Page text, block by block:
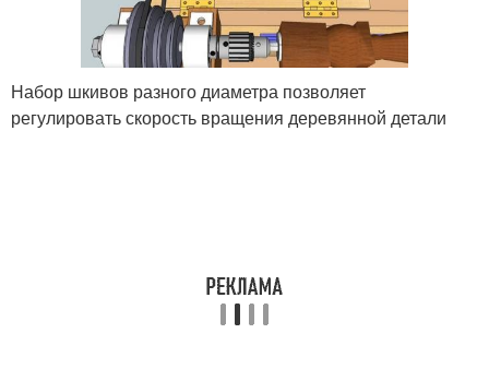
Набор шкивов разного диаметра позволяет
регулировать скорость вращения деревянной детали